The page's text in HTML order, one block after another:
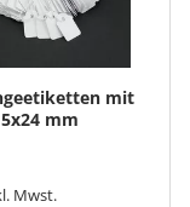
mit
mm
Mwst.